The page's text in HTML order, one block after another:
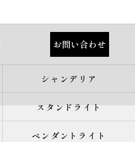
お問い合わせ
シャンデリア
スタンドライト
ペンダントライト